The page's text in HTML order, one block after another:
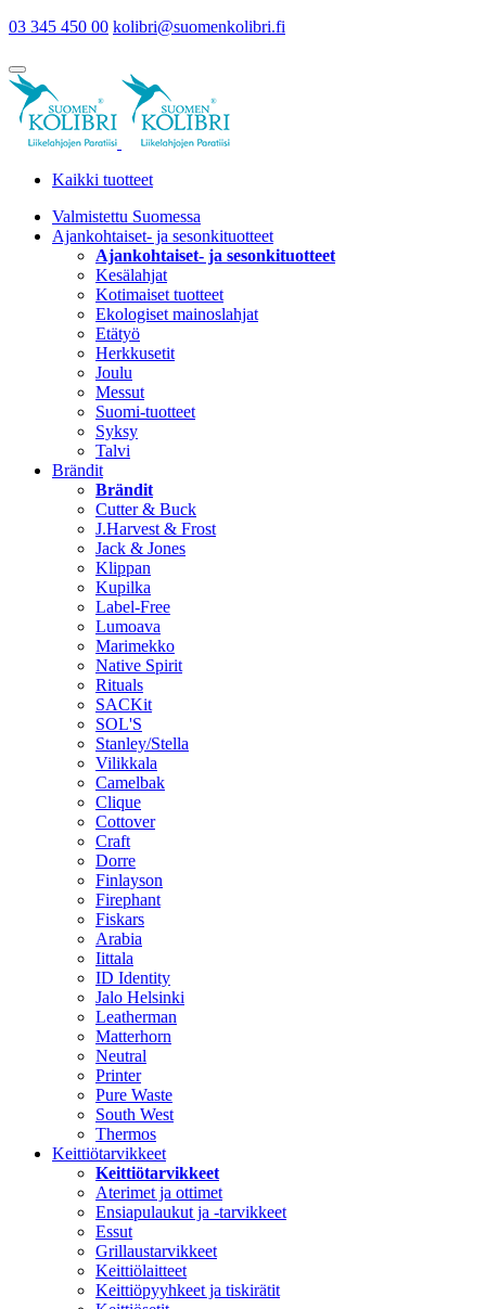
03 345 450 00 kolibri@suomenkolibri.fi
Kaikki tuotteet
Valmistettu Suomessa
Ajankohtaiset- ja sesonkituotteet
Ajankohtaiset- ja sesonkituotteet
Kesälahjat
Kotimaiset tuotteet
Ekologiset mainoslahjat
Etätyö
Herkkusetit
Joulu
Messut
Suomi-tuotteet
Syksy
Talvi
Brändit
Brändit
Cutter & Buck
J.Harvest & Frost
Jack & Jones
Klippan
Kupilka
Label-Free
Lumoava
Marimekko
Native Spirit
Rituals
SACKit
SOL'S
Stanley/Stella
Vilikkala
Camelbak
Clique
Cottover
Craft
Dorre
Finlayson
Firephant
Fiskars
Arabia
Iittala
ID Identity
Jalo Helsinki
Leatherman
Matterhorn
Neutral
Printer
Pure Waste
South West
Thermos
Keittiötarvikkeet
Keittiötarvikkeet
Aterimet ja ottimet
Ensiapulaukut ja -tarvikkeet
Essut
Grillaustarvikkeet
Keittiölaitteet
Keittiöpyyhkeet ja tiskirätit